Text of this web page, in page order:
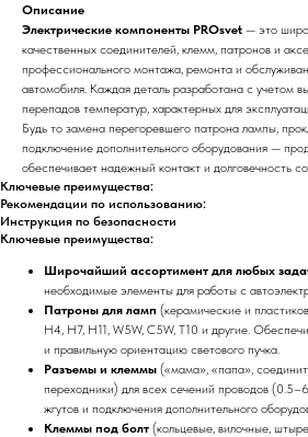
Описание
Электрические компоненты PROsvet — это
качественных соединителей, клемм, патронов и
профессионального монтажа, ремонта и
автомобиля. Каждая деталь разработана с учетом
перепадов температур, характерных для
Будь то замена перегоревшего патрона лампы,
подключение дополнительного оборудования —
обеспечивает надежный контакт и долговечность
Ключевые преимущества:
Рекомендации по использованию:
Инструкция по безопасности
Ключевые преимущества:
Широчайший ассортимент для любых
необходимые элементы для работы с
Патроны для ламп (керамические и
H4, H7, H11, W5W, C5W, T10 и другие.
и правильную ориентацию светового пучка.
Разъемы и клеммы («мама», «папа»,
переходники) для всех сечений проводов
жгутов и подключения дополнительного
Клеммы под болт (кольцевые, вилочные,